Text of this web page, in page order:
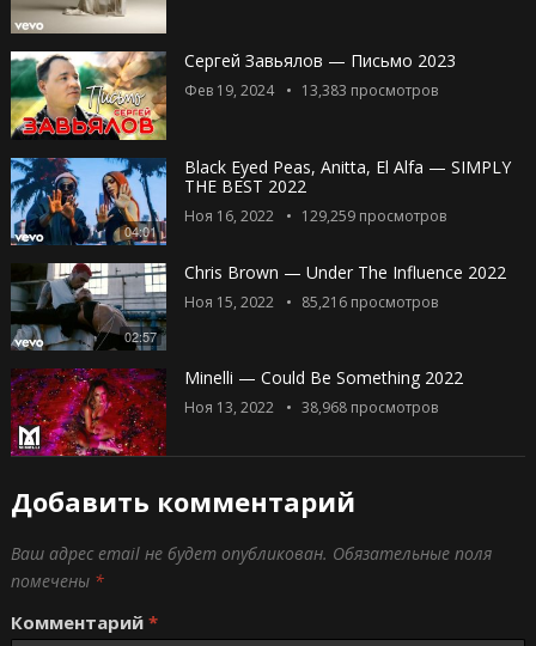
Сергей Завьялов — Письмо 2023
Фев 19, 2024 13,383 просмотров
04:01
Black Eyed Peas, Anitta, El Alfa — SIMPLY
THE BEST 2022
Ноя 16, 2022 129,259просмотров
02:57
Chris Brown — Under The Influence 2022
Ноя 15, 2022 85,216просмотров
Minelli — Could Be Something 2022
Ноя 13, 2022 38,968просмотров
Добавить комментарий
Ваш адрес email не будет опубликован. Обязательные поля
помечены *
Комментарий *